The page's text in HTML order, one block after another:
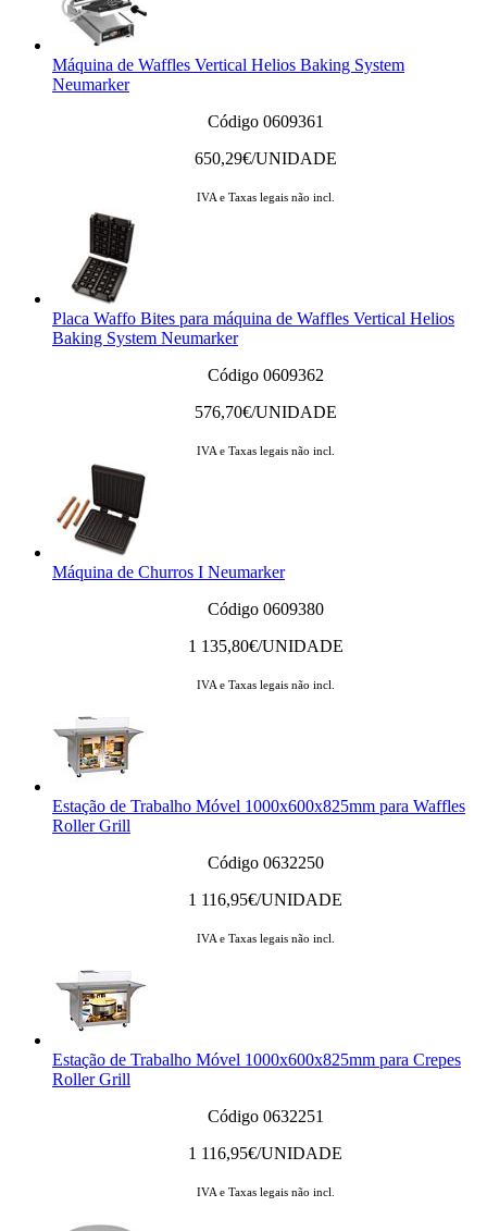
Máquina de Waffles Vertical Helios Baking System
Neumarker
Código 0609361
650,29€/UNIDADE
IVA e Taxas legais não incl.
Placa Waffo Bites para máquina de Waffles Vertical Helios
Baking System Neumarker
Código 0609362
576,70€/UNIDADE
IVA e Taxas legais não incl.
Máquina de Churros I Neumarker
Código 0609380
1 135,80€/UNIDADE
IVA e Taxas legais não incl.
Estação de Trabalho Móvel 1000x600x825mm para Waffles
Roller Grill
Código 0632250
1 116,95€/UNIDADE
IVA e Taxas legais não incl.
Estação de Trabalho Móvel 1000x600x825mm para Crepes
Roller Grill
Código 0632251
1 116,95€/UNIDADE
IVA e Taxas legais não incl.